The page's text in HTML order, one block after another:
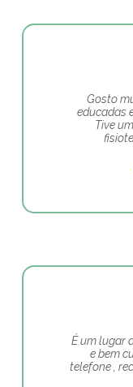
Gosto
educadas
Tive
É um lugar
e bem
telefone ,